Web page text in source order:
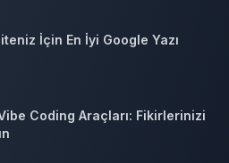
İçin En İyi Google Yazı
Coding Araçları: Fikirlerinizi